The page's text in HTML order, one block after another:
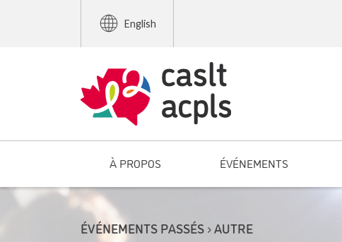
English
À PROPOS ÉVÉNEMENTS
ÉVÉNEMENTS PASSÉS › AUTRE